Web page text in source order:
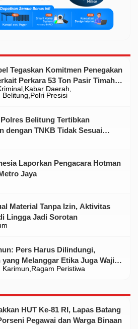
Kabar Daerah
Belitung Polri Presisi
Tegaskan Komitmen Penegakan
Perkara 53 Ton Pasir Timah
Belitung Tertibkan
dengan TNKB Tidak Sesuai
Laporkan Pengacara Hotman
Jaya
Material Tanpa Izin, Aktivitas
Lingga Jadi Sorotan
Karimun Ragam Peristiwa
Pers Harus Dilindungi,
yang Melanggar Etika Juga Wajib
HUT Ke-81 RI, Lapas Batang
Pegawai dan Warga Binaan